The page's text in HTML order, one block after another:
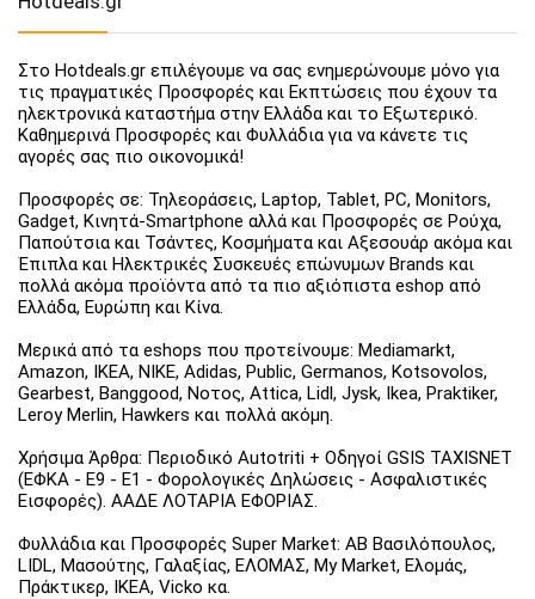
Στο Hotdeals.gr επιλέγουμε να σας ενημερώνουμε μόνο για
τις πραγματικές Προσφορές και Εκπτώσεις που έχουν τα
ηλεκτρονικά καταστήμα στην Ελλάδα και το Εξωτερικό.
Καθημερινά Προσφορές και Φυλλάδια για να κάνετε τις
αγορές σας πιο οικονομικά!
Προσφορές σε: Τηλεοράσεις, Laptop, Tablet, PC, Monitors,
Gadget, Κινητά-Smartphone αλλά και Προσφορές σε Ρούχα,
Παπούτσια και Τσάντες, Κοσμήματα και Αξεσουάρ ακόμα και
Έπιπλα και Ηλεκτρικές Συσκευές επώνυμων Brands και
πολλά ακόμα προϊόντα από τα πιο αξιόπιστα eshop από
Ελλάδα, Ευρώπη και Κίνα.
Μερικά από τα eshops που προτείνουμε: Mediamarkt,
Amazon, IKEA, NIKE, Adidas, Public, Germanos, Kotsovolos,
Gearbest, Banggood, Νοτος, Attica, Lidl, Jysk, Ikea, Praktiker,
Leroy Merlin, Hawkers και πολλά ακόμη.
Χρήσιμα Άρθρα: Περιοδικό Autotriti + Οδηγοί GSIS TAXISNET
(ΕΦΚΑ - Ε9 - Ε1 - Φορολογικές Δηλώσεις - Ασφαλιστικές
Εισφορές). ΑΑΔΕ ΛΟΤΑΡΙΑ ΕΦΟΡΙΑΣ.
Φυλλάδια και Προσφορές Super Market: ΑΒ Βασιλόπουλος,
LIDL, Μασούτης, Γαλαξίας, ΕΛΟΜΑΣ, My Market, Ελομάς,
Πράκτικερ, ΙΚΕΑ, Vicko κα.